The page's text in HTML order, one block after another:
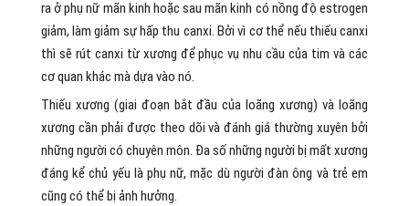
ra ở phụ nữ mãn kinh hoặc sau mãn kinh có nồng độ estrogen
giảm, làm giảm sự hấp thu canxi. Bởi vì cơ thể nếu thiếu canxi
thì sẽ rút canxi từ xương để phục vụ nhu cầu của tim và các
cơ quan khác mà dựa vào nó.
Thiếu xương (giai đoạn bắt đầu của loãng xương) và loãng
xương cần phải được theo dõi và đánh giá thường xuyên bởi
những người có chuyên môn. Đa số những người bị mất xương
đáng kể chủ yếu là phụ nữ, mặc dù người đàn ông và trẻ em
cũng có thể bị ảnh hưởng.